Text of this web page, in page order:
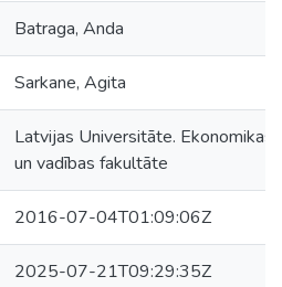
Batraga, Anda
Sarkane, Agita
Latvijas Universitāte. Ekonomikas
un vadības fakultāte
2016-07-04T01:09:06Z
2025-07-21T09:29:35Z